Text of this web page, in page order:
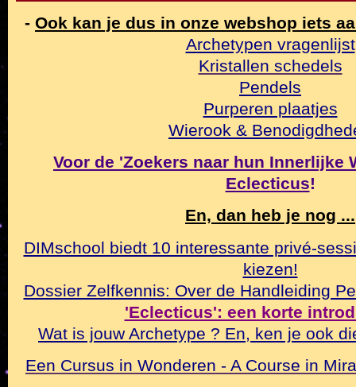
- Ook kan je dus in onze webshop iets
Archetypen vragenlijst
Kristallen schedels
Pendels
Purperen plaatjes
Wierook &
Voor de 'Zoekers naar hun Innerlijke
Eclecticus!
En, dan heb je nog ...
DIMschool biedt 10 interessante privé-
kiezen!
Dossier Zelfkennis: Over de Handleiding
'Eclecticus': een korte
Wat is jouw Archetype ? En, ken je ook
Een Cursus in Wonderen - A Course in